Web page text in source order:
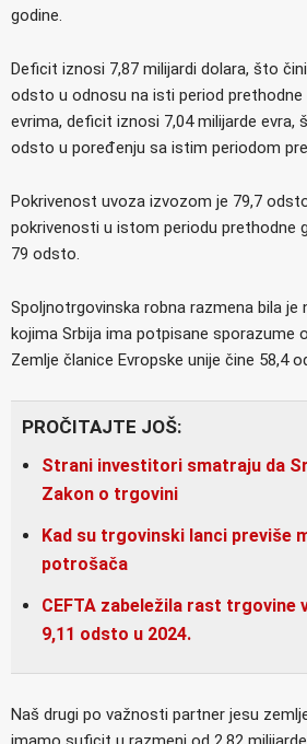
godine.
Deficit iznosi 7,87 milijardi dolara, što
odsto u odnosu na isti period prethodne
evrima, deficit iznosi 7,04 milijarde evra,
odsto u poređenju sa istim periodom
Pokrivenost uvoza izvozom je 79,7
pokrivenosti u istom periodu prethodne
79 odsto.
Spoljnotrgovinska robna razmena bila je
kojima Srbija ima potpisane sporazume
Zemlje članice Evropske unije čine 58,4
PROČITAJTE JOŠ:
Strani investitori smatraju da
Zakon o trgovini
Kad su trgovinski lanci previše
potrošača
CEFTA zabeležila rast trgovine
9,11 odsto u 2024.
Naš drugi po važnosti partner jesu